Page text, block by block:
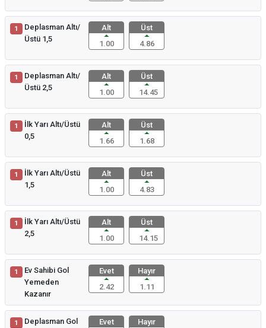
1
Deplasman Altı/
Üstü 1,5
Alt
1.00
Üst
4.86
1
Deplasman Altı/
Üstü 2,5
Alt
1.00
Üst
14.45
1
İlk Yarı Altı/Üstü
0,5
Alt
1.66
Üst
1.68
1
İlk Yarı Altı/Üstü
1,5
Alt
1.00
Üst
4.83
1
İlk Yarı Altı/Üstü
2,5
Alt
1.00
Üst
14.15
1
Ev Sahibi Gol
Yemeden
Kazanır
Evet
2.42
Hayır
1.11
1
Deplasman Gol
Evet
Hayır